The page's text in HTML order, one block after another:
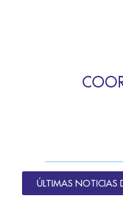
ÚLTIMAS NOTICIAS